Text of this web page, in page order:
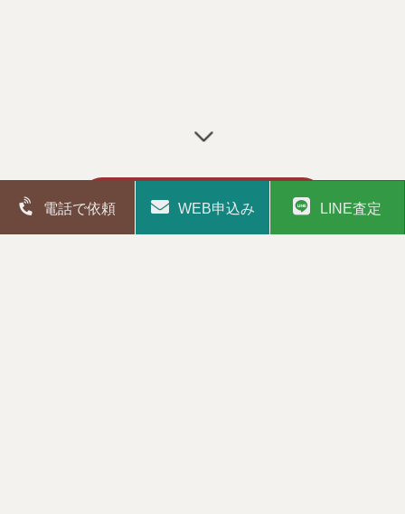
港区にてペルシャ絨毯の出張買取ク
出張買取 2024.04.08
買取実績一覧を見る
電話で依頼 WEB申込み LINE査定